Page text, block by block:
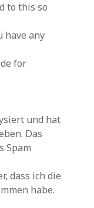
to this so
any
for
und hat
Das
Spam
dass ich die
habe.